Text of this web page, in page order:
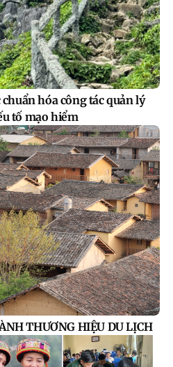
hóa công tác quản lý
tố mạo hiểm
THƯƠNG HIỆU DU LỊCH